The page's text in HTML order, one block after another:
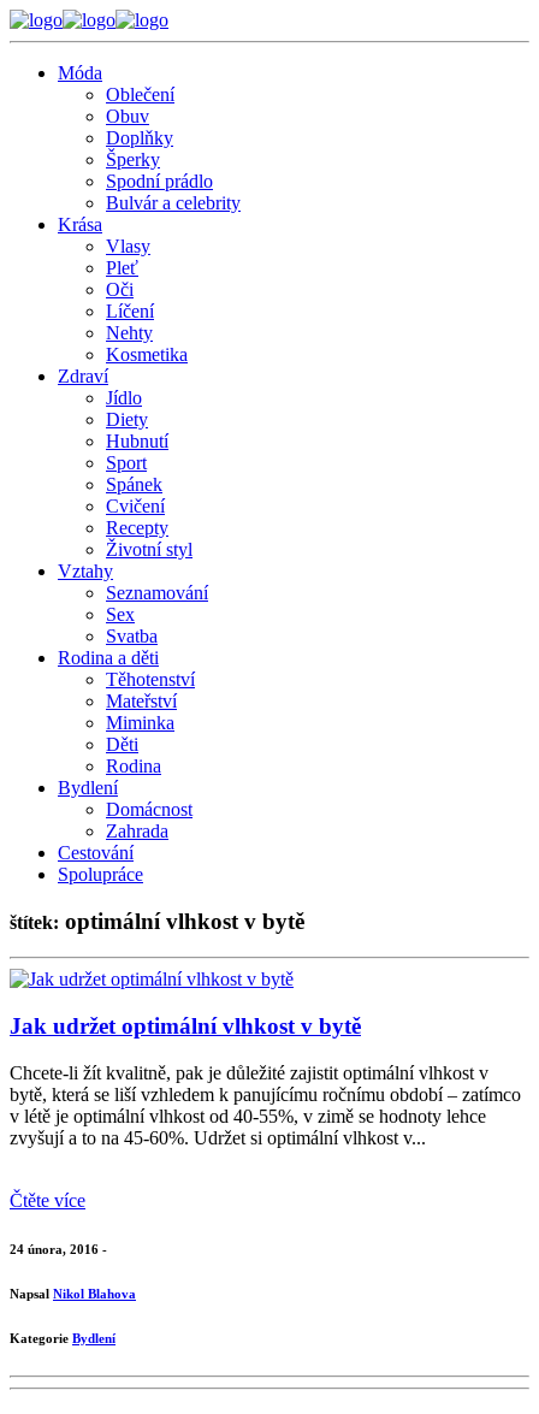
Móda
Oblečení
Obuv
Doplňky
Šperky
Spodní prádlo
Bulvár a celebrity
Krása
Vlasy
Pleť
Oči
Líčení
Nehty
Kosmetika
Zdraví
Jídlo
Diety
Hubnutí
Sport
Spánek
Cvičení
Recepty
Životní styl
Vztahy
Seznamování
Sex
Svatba
Rodina a děti
Těhotenství
Mateřství
Miminka
Děti
Rodina
Bydlení
Domácnost
Zahrada
Cestování
Spolupráce
štítek: optimální vlhkost v bytě
Jak udržet optimální vlhkost v bytě
Chcete-li žít kvalitně, pak je důležité zajistit optimální vlhkost v
bytě, která se liší vzhledem k panujícímu ročnímu období – zatímco
v létě je optimální vlhkost od 40-55%, v zimě se hodnoty lehce
zvyšují a to na 45-60%. Udržet si optimální vlhkost v...
Čtěte více
24 února, 2016 -
Napsal Nikol Blahova
Kategorie Bydlení